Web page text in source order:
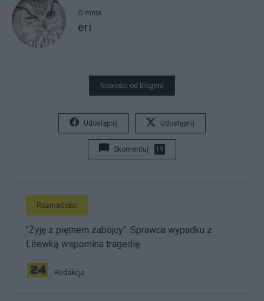
O mnie
eri
Nowości od blogera
Udostępnij Udostępnij
Skomentuj 19
Rozmaitości
"Żyję z piętnem zabójcy". Sprawca wypadku z
Litewką wspomina tragedię
Redakcja